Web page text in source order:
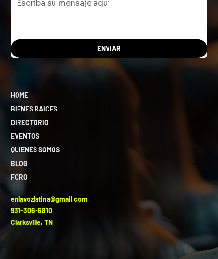
ENVIAR
HOME
BIENES RAICES
DIRECTORIO
EVENTOS
QUIENES SOMOS
BLOG
FORO
enlavozlatina@gmail.com
931-306-6810
Clarksville, TN